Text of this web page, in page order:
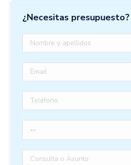
¿Necesitas presupuesto?